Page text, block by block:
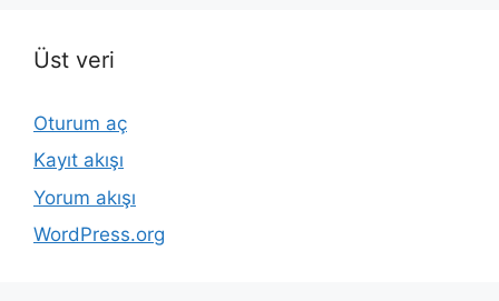
Üst veri
Oturum aç
Kayıt akışı
Yorum akışı
WordPress.org